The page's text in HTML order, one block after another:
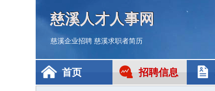
慈溪人才人事网
慈溪企业招聘 慈溪求职者简历
首页 招聘信息